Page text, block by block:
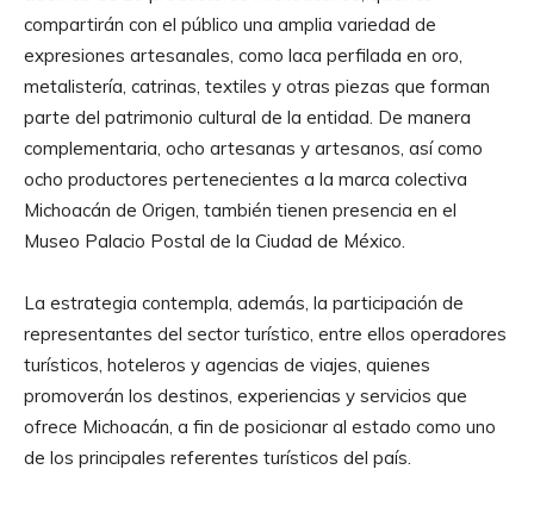
compartirán con el público una amplia variedad de
expresiones artesanales, como laca perfilada en oro,
metalistería, catrinas, textiles y otras piezas que forman
parte del patrimonio cultural de la entidad. De manera
complementaria, ocho artesanas y artesanos, así como
ocho productores pertenecientes a la marca colectiva
Michoacán de Origen, también tienen presencia en el
Museo Palacio Postal de la Ciudad de México.
La estrategia contempla, además, la participación de
representantes del sector turístico, entre ellos operadores
turísticos, hoteleros y agencias de viajes, quienes
promoverán los destinos, experiencias y servicios que
ofrece Michoacán, a fin de posicionar al estado como uno
de los principales referentes turísticos del país.